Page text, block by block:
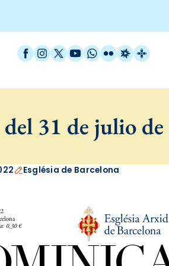
Facebook
Instagram
X / Twitter
YouTube
WhatsApp
FlickrRadio
31 de julio
Església de Barcelona